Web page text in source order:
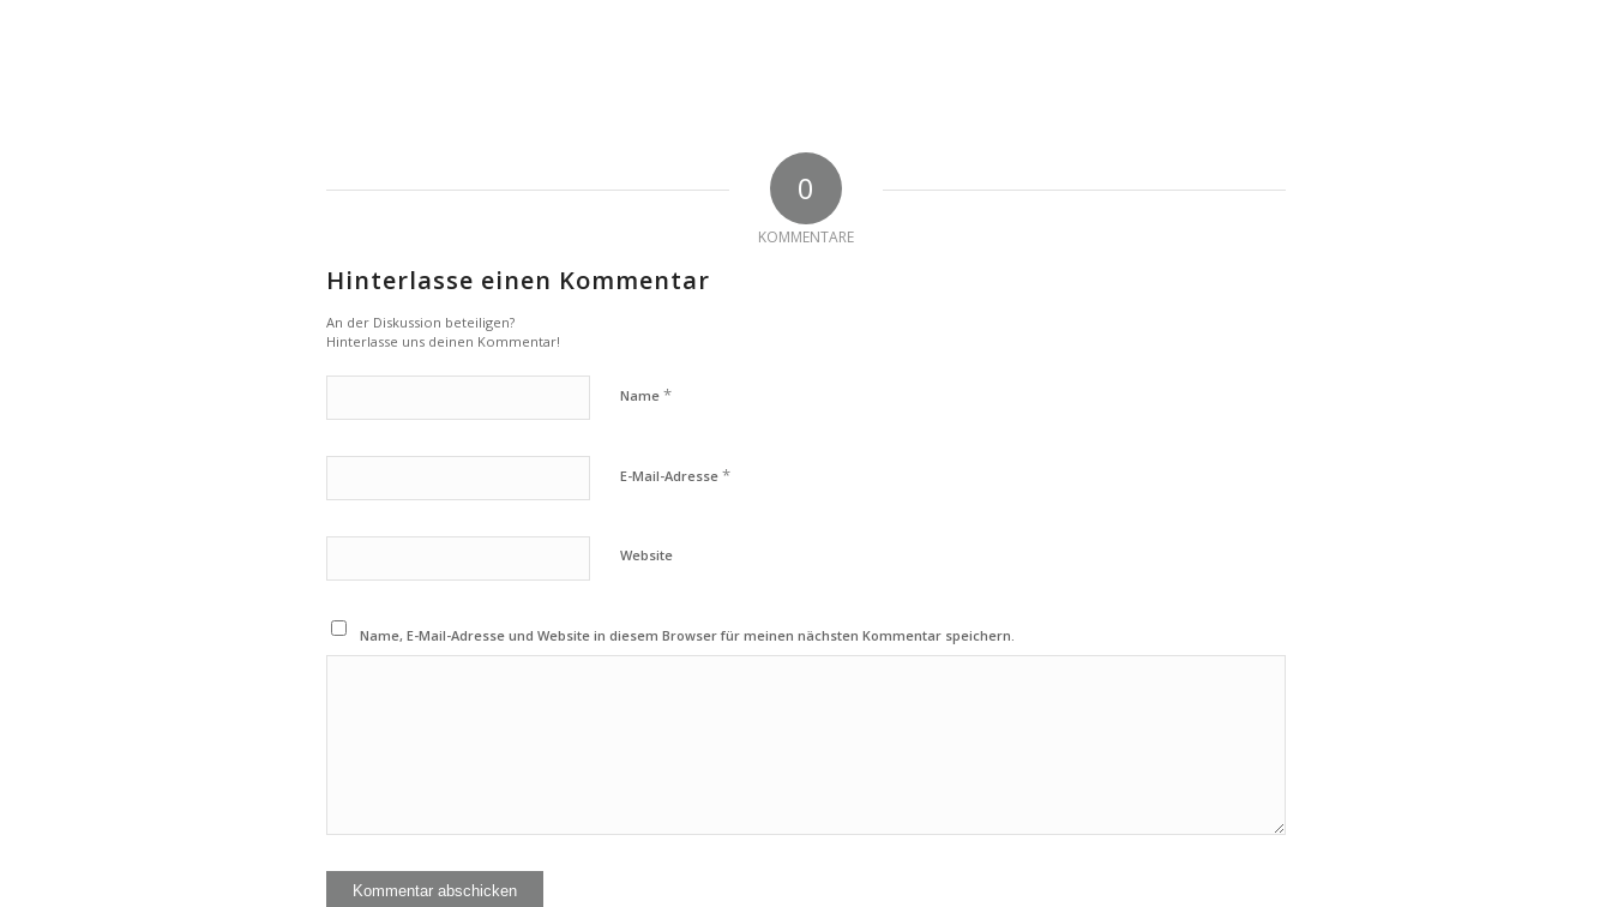
0
KOMMENTARE
Hinterlasse einen Kommentar
An der Diskussion beteiligen?
Hinterlasse uns deinen Kommentar!
Name *
E-Mail-Adresse *
Website
Name, E-Mail-Adresse und Website in diesem Browser für meinen nächsten Kommentar speichern.